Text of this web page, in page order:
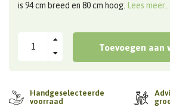
is 94 cm breed en 80 cm hoog. Lees meer..
Toevoegen aan
Handgeselecteerde
voorraad